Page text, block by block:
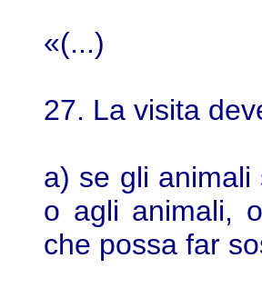
«(...)
27. La visita
a) se gli animali
o agli animali,
che possa far